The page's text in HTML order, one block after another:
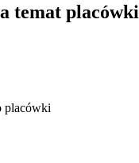
temat placówki
placówki